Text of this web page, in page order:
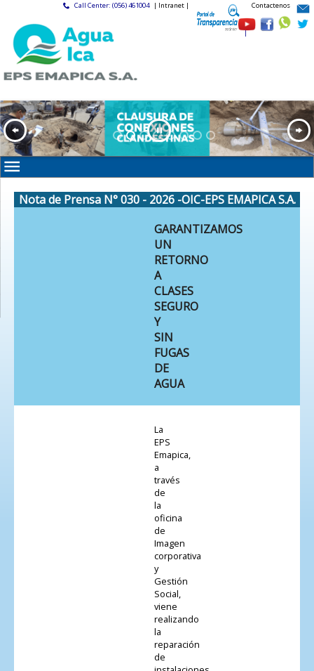
Call Center: (056) 461004 | Intranet |
|
Contactenos
Nota de Prensa N° 030 - 2026 -OIC-EPS EMAPICA S.A.
GARANTIZAMOS
UN
RETORNO
A
CLASES
SEGURO
Y
SIN
FUGAS
DE
AGUA
La
EPS
Emapica,
a
través
de
la
oficina
de
Imagen
corporativa
y
Gestión
Social,
viene
realizando
la
reparación
de